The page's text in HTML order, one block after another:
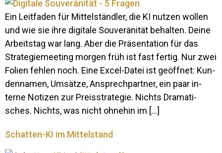
Ein Leit­faden für Mit­tel­ständler, die KI nutzen wollen
und wie sie ihre di­gi­tale Sou­ve­rä­nität be­halten. Deine
Ar­beitstag war lang. Aber die Prä­sen­ta­tion für das
Stra­te­gie­mee­ting morgen früh ist fast fertig. Nur zwei
Fo­lien fehlen noch. Eine Excel-Datei ist ge­öffnet: Kun­
den­namen, Um­sätze, An­sprech­partner, ein paar in­
terne No­tizen zur Preis­stra­tegie. Nichts Dra­ma­ti­
sches. Nichts, was nicht oh­nehin im […]
Schatten-KI im Mittelstand